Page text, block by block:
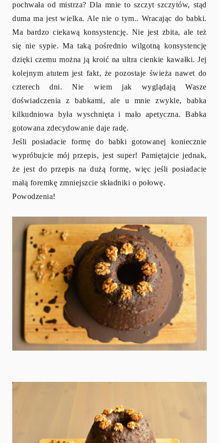
pochwała od mistrza? Dla mnie to szczyt szczytów, stąd
duma ma jest wielka. Ale nie o tym.. Wracając do babki.
Ma bardzo ciekawą konsystencję. Nie jest zbita, ale też
się nie sypie. Ma taką pośrednio wilgotną konsystencję
dzięki czemu można ją kroić na ultra cienkie kawałki. Jej
kolejnym atutem jest fakt, że pozostaje świeża nawet do
czterech dni. Nie wiem jak wyglądają Wasze
doświadczenia z babkami, ale u mnie zwykle, babka
kilkudniowa była wyschnięta i mało apetyczna. Babka
gotowana zdecydowanie daje radę.
Jeśli posiadacie formę do babki gotowanej koniecznie
wypróbujcie mój przepis, jest super! Pamiętajcie jednak,
że jest do przepis na dużą formę, więc jeśli posiadacie
małą foremkę zmniejszcie składniki o połowę.
Powodzenia!